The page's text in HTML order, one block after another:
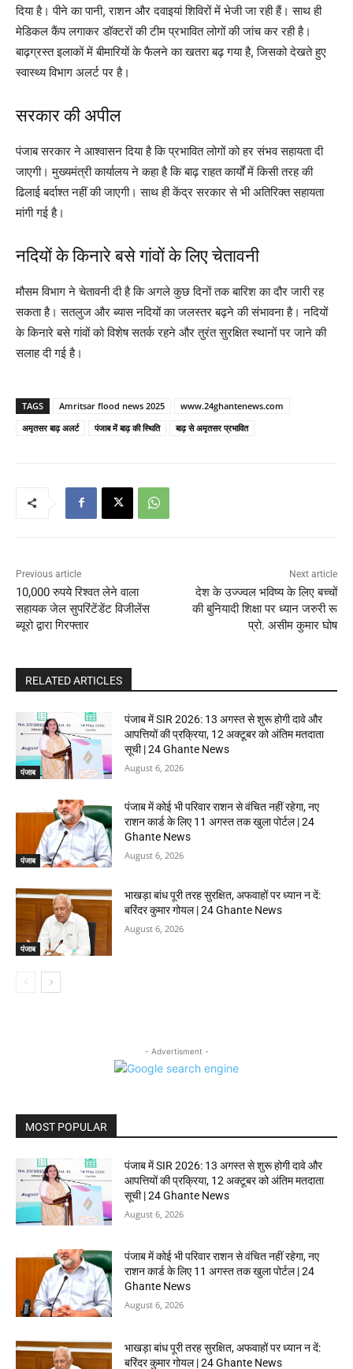
दिया है। पीने का पानी, राशन और दवाइयां शिविरों में भेजी जा रही हैं। साथ ही
मेडिकल कैंप लगाकर डॉक्टरों की टीम प्रभावित लोगों की जांच कर रही है।
बाढ़ग्रस्त इलाकों में बीमारियों के फैलने का खतरा बढ़ गया है, जिसको देखते हुए
स्वास्थ्य विभाग अलर्ट पर है।
सरकार की अपील
पंजाब सरकार ने आश्वासन दिया है कि प्रभावित लोगों को हर संभव सहायता दी
जाएगी। मुख्यमंत्री कार्यालय ने कहा है कि बाढ़ राहत कार्यों में किसी तरह की
ढिलाई बर्दाश्त नहीं की जाएगी। साथ ही केंद्र सरकार से भी अतिरिक्त सहायता
मांगी गई है।
नदियों के किनारे बसे गांवों के लिए चेतावनी
मौसम विभाग ने चेतावनी दी है कि अगले कुछ दिनों तक बारिश का दौर जारी रह
सकता है। सतलुज और ब्यास नदियों का जलस्तर बढ़ने की संभावना है। नदियों
के किनारे बसे गांवों को विशेष सतर्क रहने और तुरंत सुरक्षित स्थानों पर जाने की
सलाह दी गई है।
TAGS Amritsar flood news 2025
www.24ghantenews.com
अमृतसर बाढ़ अलर्ट
पंजाब में बाढ़ की स्थिति बाढ़ से अमृतसर प्रभावित
Previous article
10,000 रुपये रिश्वत लेने वाला
सहायक जेल सुपरिंटेंडेंट विजीलेंस
ब्यूरो द्वारा गिरफ्तार
Next article
देश के उज्ज्वल भविष्य के लिए बच्चों
की बुनियादी शिक्षा पर ध्यान जरुरी रू
प्रो. असीम कुमार घोष
RELATED ARTICLES
पंजाब
पंजाब में SIR 2026: 13 अगस्त से शुरू होगी दावे और
आपत्तियों की प्रक्रिया, 12 अक्टूबर को अंतिम मतदाता
सूची | 24 Ghante News
August 6, 2026
पंजाब
पंजाब में कोई भी परिवार राशन से वंचित नहीं रहेगा, नए
राशन कार्ड के लिए 11 अगस्त तक खुला पोर्टल | 24
Ghante News
August 6, 2026
पंजाब
भाखड़ा बांध पूरी तरह सुरक्षित, अफवाहों पर ध्यान न दें:
बरिंदर कुमार गोयल | 24 Ghante News
August 6, 2026
- Advertisment -
MOST POPULAR
पंजाब में SIR 2026: 13 अगस्त से शुरू होगी दावे और
आपत्तियों की प्रक्रिया, 12 अक्टूबर को अंतिम मतदाता
सूची | 24 Ghante News
August 6, 2026
पंजाब में कोई भी परिवार राशन से वंचित नहीं रहेगा, नए
राशन कार्ड के लिए 11 अगस्त तक खुला पोर्टल | 24
Ghante News
August 6, 2026
भाखड़ा बांध पूरी तरह सुरक्षित, अफवाहों पर ध्यान न दें:
बरिंदर कुमार गोयल | 24 Ghante News